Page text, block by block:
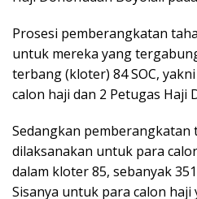
Prosesi pemberangkatan
untuk mereka yang
terbang (kloter) 84 SOC,
calon haji dan 2 Petugas Haji
Sedangkan pemberangkatan
dilaksanakan untuk para
dalam kloter 85, sebanyak
Sisanya untuk para calon